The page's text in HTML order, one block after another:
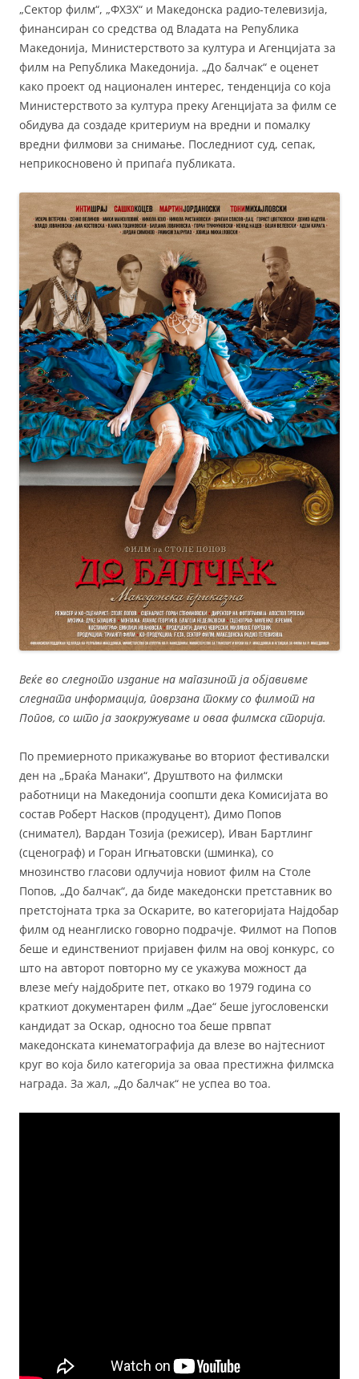
„Сектор филм“, „ФХ3Х“ и Македонска радио-телевизија,
финансиран со средства од Владата на Република
Македонија, Министерството за култура и Агенцијата за
филм на Република Македонија. „До балчак“ е оценет
како проект од национален интерес, тенденција со која
Министерството за култура преку Агенцијата за филм се
обидува да создаде критериум на вредни и помалку
вредни филмови за снимање. Последниот суд, сепак,
неприкосновено ѝ припаѓа публиката.
Веќе во следното издание на магазинот ја објавивме
следната информација, поврзана токму со филмот на
Попов, со што ја заокружуваме и оваа филмска сторија.
По премиерното прикажување во вториот фестивалски
ден на „Браќа Манаки“, Друштвото на филмски
работници на Македонија соопшти дека Комисијата во
состав Роберт Насков (продуцент), Димо Попов
(снимател), Вардан Тозија (режисер), Иван Бартлинг
(сценограф) и Горан Игњатовски (шминка), со
мнозинство гласови одлучија новиот филм на Столе
Попов, „До балчак“, да биде македонски претставник во
претстојната трка за Оскарите, во категоријата Најдобар
филм од неанглиско говорно подрачје. Филмот на Попов
беше и единствениот пријавен филм на овој конкурс, со
што на авторот повторно му се укажува можност да
влезе меѓу најдобрите пет, откако во 1979 година со
краткиот документарен филм „Дае“ беше југословенски
кандидат за Оскар, односно тоа беше првпат
македонската кинематографија да влезе во најтесниот
круг во која било категорија за оваа престижна филмска
награда. За жал, „До балчак“ не успеа во тоа.